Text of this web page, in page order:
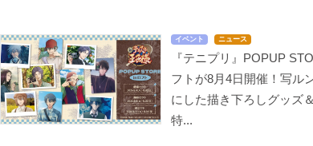
イベント ニュース
『テニプリ』POPUP
フトが8月4日開催！写ル
にした描き下ろしグッズ
特...